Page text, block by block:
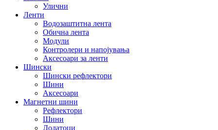
Улични
Ленти
Водозаштитна лента
Обична лента
Модули
Контролери и напојувања
Аксесоари за ленти
Шински
Шински рефлектори
Шини
Аксесоари
Магнетни шини
Рефлектори
Шини
Додатоци